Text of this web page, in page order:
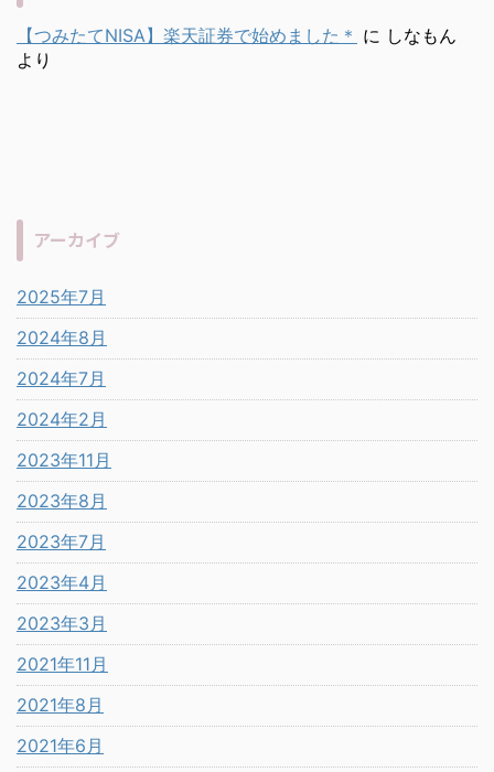
【つみたてNISA】楽天証券で始めました＊ に しなもん
より
アーカイブ
2025年7月
2024年8月
2024年7月
2024年2月
2023年11月
2023年8月
2023年7月
2023年4月
2023年3月
2021年11月
2021年8月
2021年6月